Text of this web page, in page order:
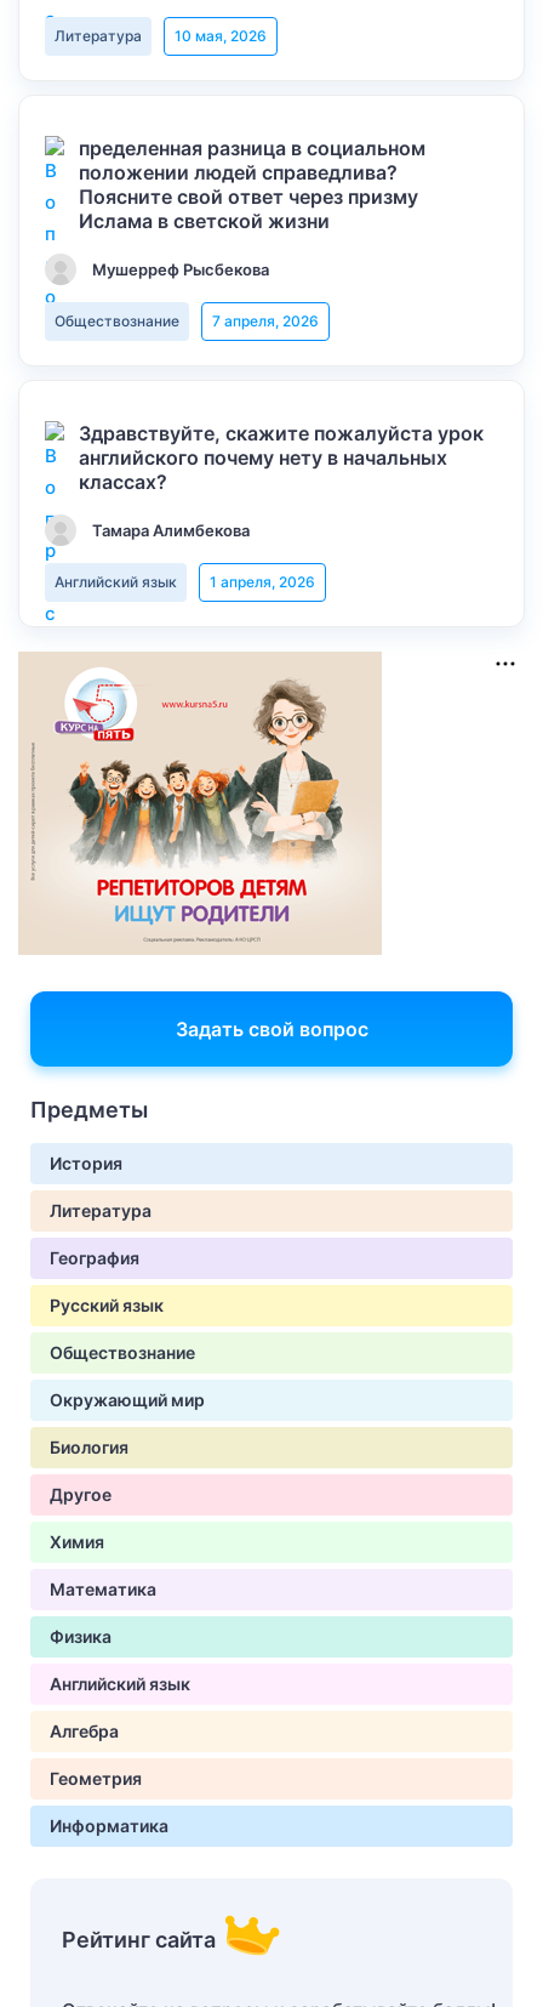
Литература 10 мая, 2026
пределенная разница в социальном
положении людей справедлива?
Поясните свой ответ через призму
Ислама в светской жизни
Мушерреф Рысбекова
Обществознание 7 апреля, 2026
Здравствуйте, скажите пожалуйста урок
английского почему нету в начальных
классах?
Тамара Алимбекова
Английский язык 1 апреля, 2026
Задать свой вопрос
Предметы
История
Литература
География
Русский язык
Обществознание
Окружающий мир
Биология
Другое
Химия
Математика
Физика
Английский язык
Алгебра
Геометрия
Информатика
Рейтинг сайта